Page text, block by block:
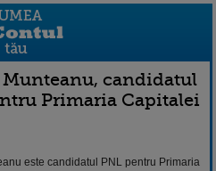
candidatul
Primaria Capitalei
este candidatul PNL pentru Primaria